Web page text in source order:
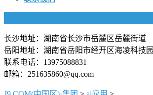
长沙地址：湖南省长沙市岳麓区岳麓街道
岳阳地址：湖南省岳阳市经开区海凌科技园
联系电话：13975088831
邮箱：251635860@qq.com